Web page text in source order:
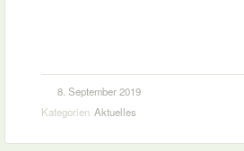
8. September 2019
Kategorien Aktuelles